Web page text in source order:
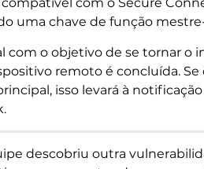
uma chave de função
com o objetivo de se tornar o
remoto é concluída.
isso levará à
descobriu outra